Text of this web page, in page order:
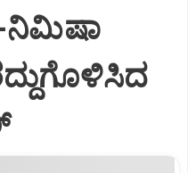
ನಿಮಿಷಾ